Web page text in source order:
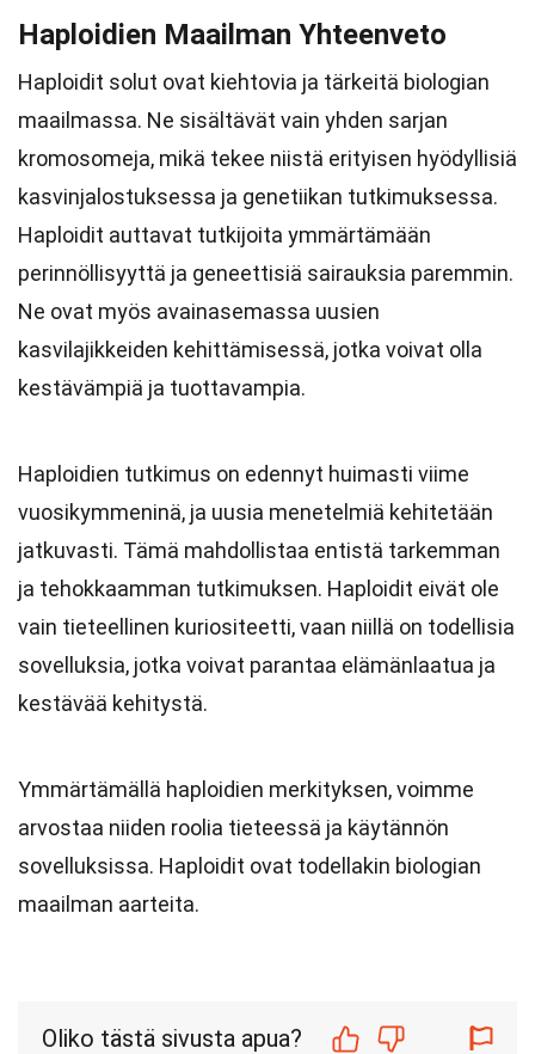
Haploidien Maailman Yhteenveto
Haploidit solut ovat kiehtovia ja tärkeitä biologian
maailmassa. Ne sisältävät vain yhden sarjan
kromosomeja, mikä tekee niistä erityisen hyödyllisiä
kasvinjalostuksessa ja genetiikan tutkimuksessa.
Haploidit auttavat tutkijoita ymmärtämään
perinnöllisyyttä ja geneettisiä sairauksia paremmin.
Ne ovat myös avainasemassa uusien
kasvilajikkeiden kehittämisessä, jotka voivat olla
kestävämpiä ja tuottavampia.
Haploidien tutkimus on edennyt huimasti viime
vuosikymmeninä, ja uusia menetelmiä kehitetään
jatkuvasti. Tämä mahdollistaa entistä tarkemman
ja tehokkaamman tutkimuksen. Haploidit eivät ole
vain tieteellinen kuriositeetti, vaan niillä on todellisia
sovelluksia, jotka voivat parantaa elämänlaatua ja
kestävää kehitystä.
Ymmärtämällä haploidien merkityksen, voimme
arvostaa niiden roolia tieteessä ja käytännön
sovelluksissa. Haploidit ovat todellakin biologian
maailman aarteita.
Oliko tästä sivusta apua?